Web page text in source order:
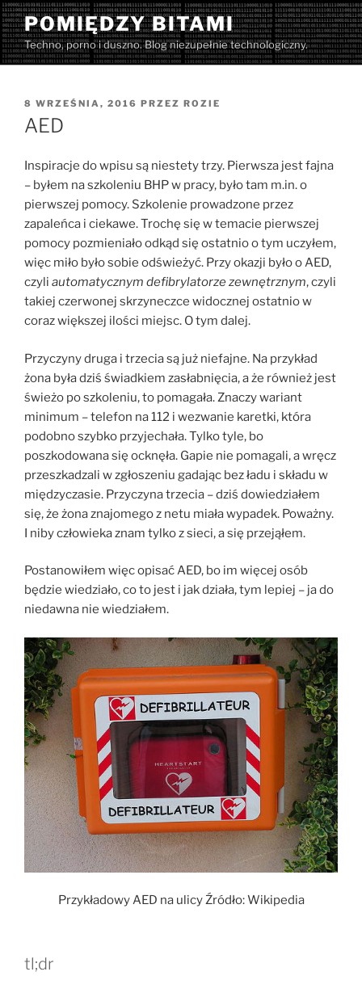
Przejdź
do
treści
POMIĘDZY BITAMI
Techno, porno i duszno. Blog niezupełnie technologiczny.
OPUBLIKOWANE
W
8 WRZEŚNIA, 2016 PRZEZ ROZIE
AED
Inspiracje do wpisu są niestety trzy. Pierwsza jest fajna
– byłem na szkoleniu BHP w pracy, było tam m.in. o
pierwszej pomocy. Szkolenie prowadzone przez
zapaleńca i ciekawe. Trochę się w temacie pierwszej
pomocy pozmieniało odkąd się ostatnio o tym uczyłem,
więc miło było sobie odświeżyć. Przy okazji było o AED,
czyli automatycznym defibrylatorze zewnętrznym, czyli
takiej czerwonej skrzyneczce widocznej ostatnio w
coraz większej ilości miejsc. O tym dalej.
Przyczyny druga i trzecia są już niefajne. Na przykład
żona była dziś świadkiem zasłabnięcia, a że również jest
świeżo po szkoleniu, to pomagała. Znaczy wariant
minimum – telefon na 112 i wezwanie karetki, która
podobno szybko przyjechała. Tylko tyle, bo
poszkodowana się ocknęła. Gapie nie pomagali, a wręcz
przeszkadzali w zgłoszeniu gadając bez ładu i składu w
międzyczasie. Przyczyna trzecia – dziś dowiedziałem
się, że żona znajomego z netu miała wypadek. Poważny.
I niby człowieka znam tylko z sieci, a się przejąłem.
Postanowiłem więc opisać AED, bo im więcej osób
będzie wiedziało, co to jest i jak działa, tym lepiej – ja do
niedawna nie wiedziałem.
Przykładowy AED na ulicy Źródło: Wikipedia
tl;dr